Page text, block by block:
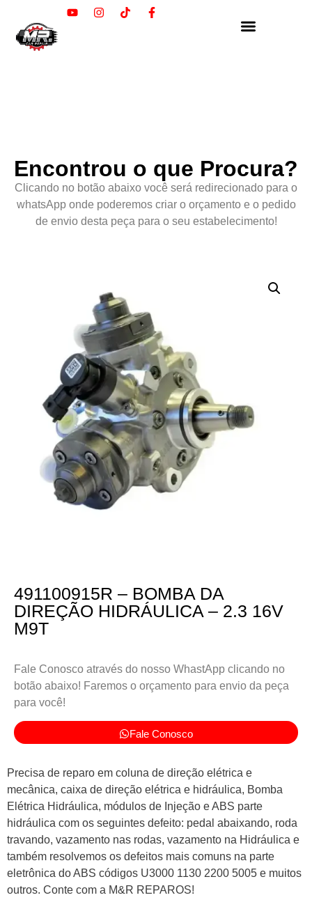
Encontrou o que Procura?
Clicando no botão abaixo você será redirecionado para o
whatsApp onde poderemos criar o orçamento e o pedido
de envio desta peça para o seu estabelecimento!
491100915R – BOMBA DA
DIREÇÃO HIDRÁULICA – 2.3 16V
M9T
Fale Conosco através do nosso WhastApp clicando no
botão abaixo! Faremos o orçamento para envio da peça
para você!
Fale Conosco
Precisa de reparo em coluna de direção elétrica e
mecânica, caixa de direção elétrica e hidráulica, Bomba
Elétrica Hidráulica, módulos de Injeção e ABS parte
hidráulica com os seguintes defeito: pedal abaixando, roda
travando, vazamento nas rodas, vazamento na Hidráulica e
também resolvemos os defeitos mais comuns na parte
eletrônica do ABS códigos U3000 1130 2200 5005 e muitos
outros. Conte com a M&R REPAROS!